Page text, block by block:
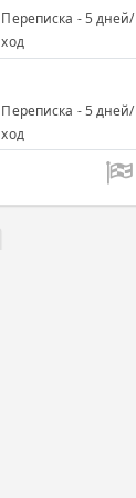
Переписка - 5 дней/
ход
Переписка - 5 дней/
ход